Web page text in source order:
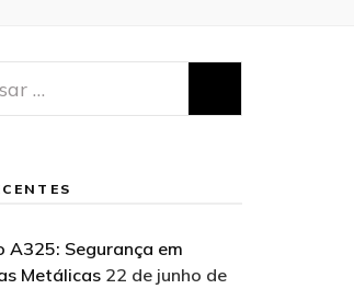
A325: Segurança em
Metálicas 22 de junho de